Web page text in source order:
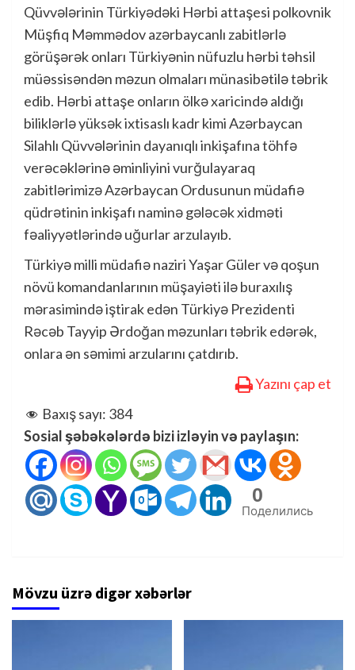
Qüvvələrinin Türkiyədəki Hərbi attaşesi polkovnik
Müşfiq Məmmədov azərbaycanlı zabitlərlə
görüşərək onları Türkiyənin nüfuzlu hərbi təhsil
müəssisəndən məzun olmaları münasibətilə təbrik
edib. Hərbi attaşe onların ölkə xaricində aldığı
biliklərlə yüksək ixtisaslı kadr kimi Azərbaycan
Silahlı Qüvvələrinin dayanıqlı inkişafına töhfə
verəcəklərinə əminliyini vurğulayaraq
zabitlərimizə Azərbaycan Ordusunun müdafiə
qüdrətinin inkişafı naminə gələcək xidməti
fəaliyyətlərində uğurlar arzulayıb.
Türkiyə milli müdafiə naziri Yaşar Güler və qoşun
növü komandanlarının müşayiəti ilə buraxılış
mərasimində iştirak edən Türkiyə Prezidenti
Rəcəb Tayyip Ərdoğan məzunları təbrik edərək,
onlara ən səmimi arzularını çatdırıb.
Yazını çap et
Baxış sayı: 384
Sosial şəbəkələrdə bizi izləyin və paylaşın:
0
Поделились
Mövzu üzrə digər xəbərlər